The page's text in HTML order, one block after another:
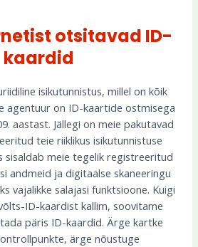
otsitavad ID-
kaardid
isikutunnistus, millel on kõik
agentuur on ID-kaartide ostmisega
aastast. Jällegi on meie pakutavad
teie riiklikus isikutunnistuse
sisaldab meie tegelik registreeritud
andmeid ja digitaalse skaneeringu
vajalikke salajasi funktsioone. Kuigi
ID-kaardist kallim, soovitame
päris ID-kaardid. Ärge kartke
ärge nõustuge